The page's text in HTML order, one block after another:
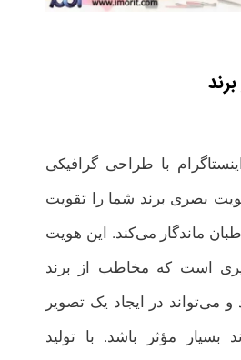
با طراحی گرافیکی
بصری برند شما را تقویت
ماندگار می‌کند. این هویت
است که مخاطب از برند
می‌تواند در ایجاد یک تصویر
بسیار مؤثر باشد. با تولید